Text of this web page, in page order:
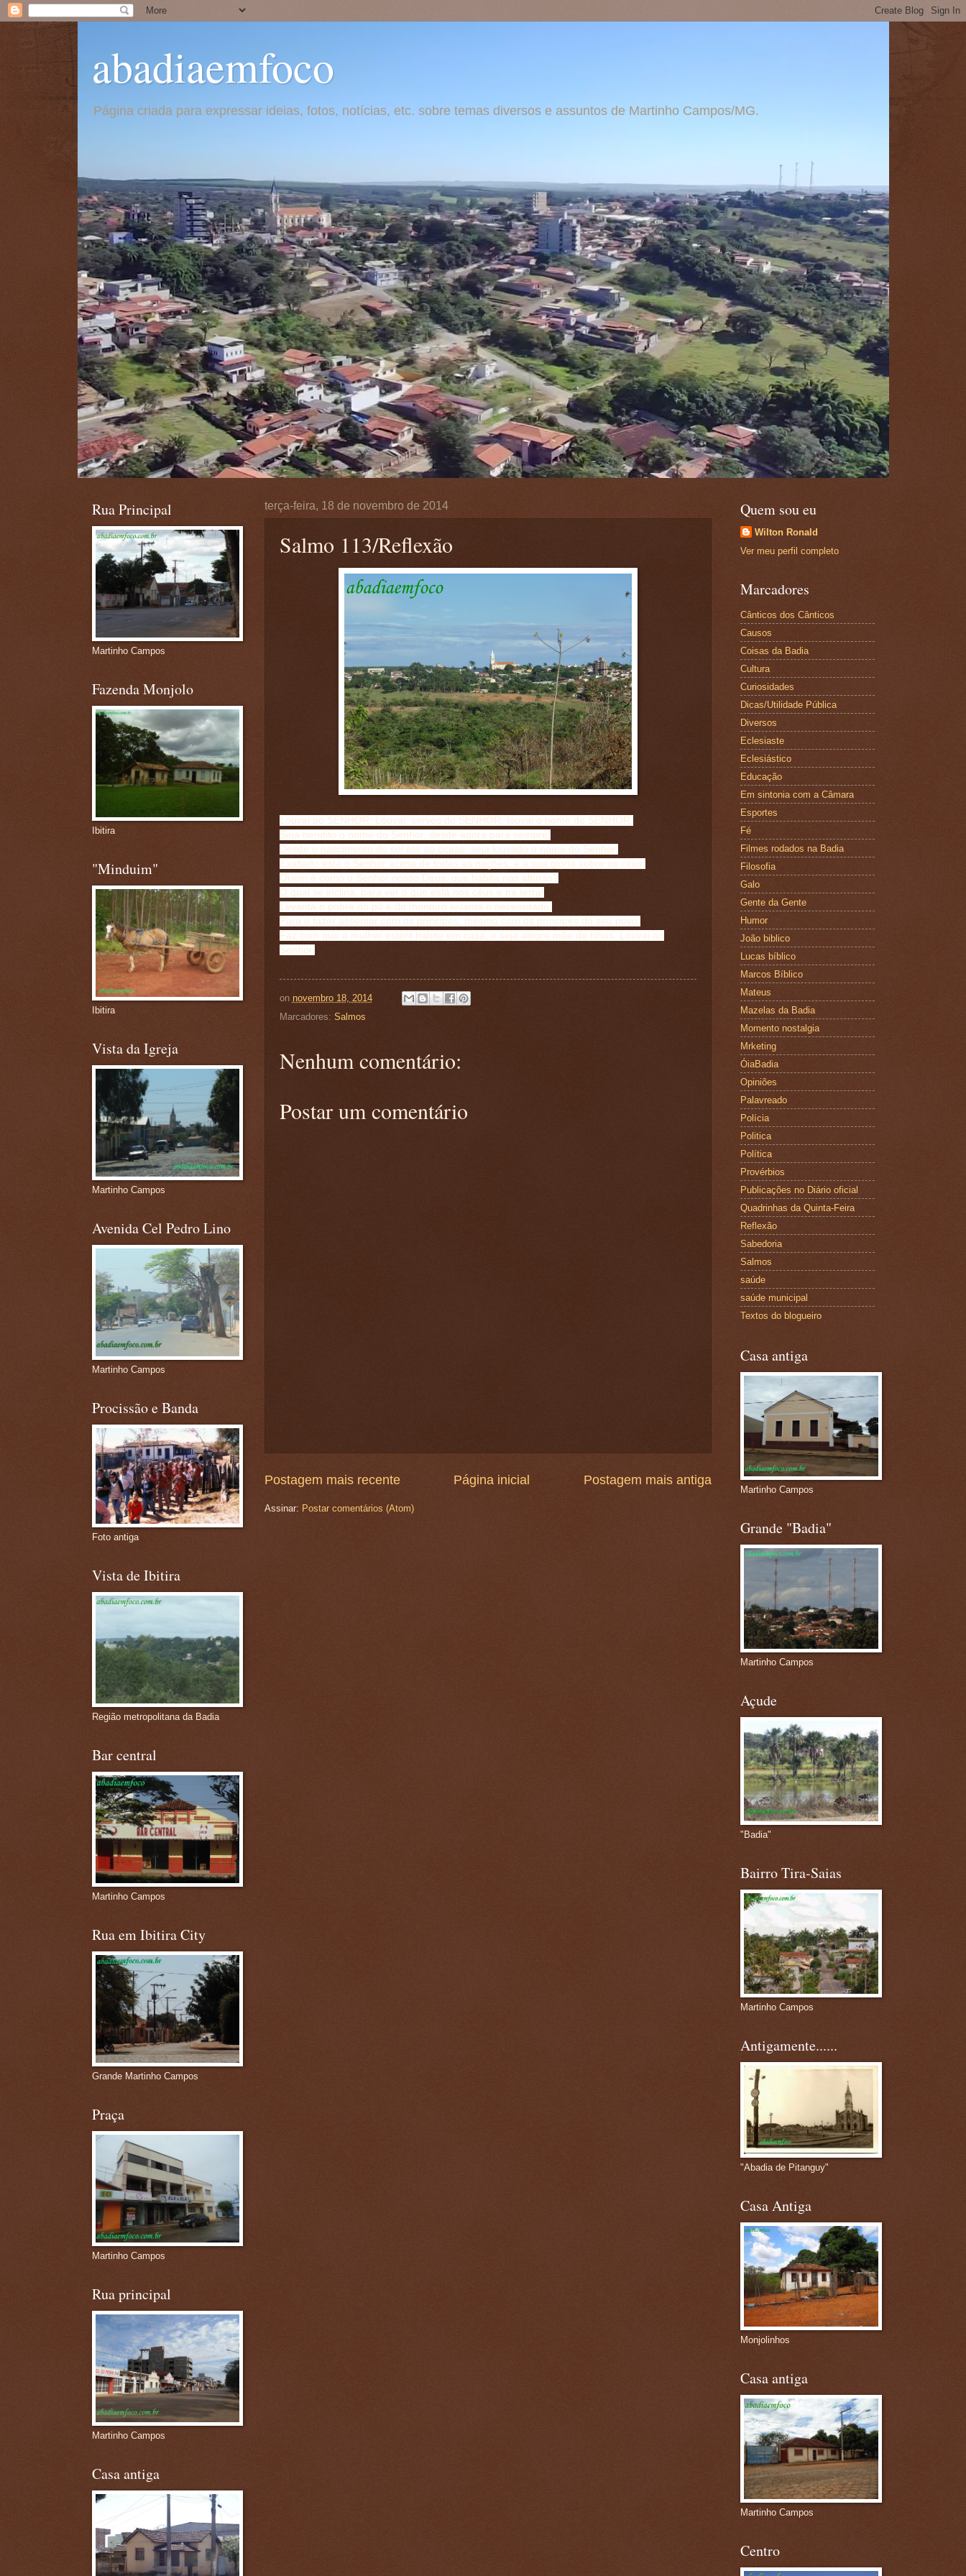
abadiaemfoco
Página criada para expressar ideias, fotos, notícias, etc. sobre temas diversos e assuntos de Martinho Campos/MG.
terça-feira, 18 de novembro de 2014
Salmo 113/Reflexão
Louvai ao SENHOR. Louvai, servos do SENHOR, louvai o nome do SENHOR.
Seja bendito o nome do Senhor, desde agora para sempre.
Desde o nascimento do sol até ao ocaso, seja louvado o nome do Senhor.
Exaltado está o Senhor acima de todas as nações, e a sua glória sobre os céus.
Quem é como o Senhor nosso Deus, que habita nas alturas?
O qual se inclina, para ver o que está nos céus e na terra!
Levanta o pobre do pó e do monturo levanta o necessitado,
Para o fazer assentar com os príncipes, mesmo com os príncipes do seu povo.
Faz com que a mulher estéril habite em casa, e seja alegre mãe de filhos. Louvai ao
Senhor.
on novembro 18, 2014
Marcadores: Salmos
Nenhum comentário:
Postar um comentário
Postagem mais recente Postagem mais antiga
Página inicial
Assinar: Postar comentários (Atom)
Rua Principal
Martinho Campos
Fazenda Monjolo
Ibitira
"Minduim"
Ibitira
Vista da Igreja
Martinho Campos
Avenida Cel Pedro Lino
Martinho Campos
Procissão e Banda
Foto antiga
Vista de Ibitira
Região metropolitana da Badia
Bar central
Martinho Campos
Rua em Ibitira City
Grande Martinho Campos
Praça
Martinho Campos
Rua principal
Martinho Campos
Casa antiga
Quem sou eu
Wilton Ronald
Ver meu perfil completo
Marcadores
Cânticos dos Cânticos
Causos
Coisas da Badia
Cultura
Curiosidades
Dicas/Utilidade Pública
Diversos
Eclesiaste
Eclesiástico
Educação
Em sintonia com a Câmara
Esportes
Fé
Filmes rodados na Badia
Filosofia
Galo
Gente da Gente
Humor
João biblico
Lucas bíblico
Marcos Bíblico
Mateus
Mazelas da Badia
Momento nostalgia
Mrketing
ÓiaBadia
Opiniões
Palavreado
Polícia
Politica
Política
Provérbios
Publicações no Diário oficial
Quadrinhas da Quinta-Feira
Reflexão
Sabedoria
Salmos
saúde
saúde municipal
Textos do blogueiro
Casa antiga
Martinho Campos
Grande "Badia"
Martinho Campos
Açude
"Badia"
Bairro Tira-Saias
Martinho Campos
Antigamente......
"Abadia de Pitanguy"
Casa Antiga
Monjolinhos
Casa antiga
Martinho Campos
Centro